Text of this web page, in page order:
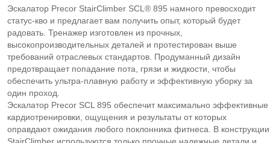
Эскалатор Precor StairClimber SCL® 895 намного превосходит
статус-кво и предлагает вам получить опыт, который будет
радовать. Тренажер изготовлен из прочных,
высокопроизводительных деталей и протестирован выше
требований отраслевых стандартов. Продуманный дизайн
предотвращает попадание пота, грязи и жидкости, чтобы
обеспечить ультра-плавную работу и эффективную уборку за
один проход.
Эскалатор Precor SCL 895 обеспечит максимально эффективные
кардиотренировки, ощущения и результаты от которых
оправдают ожидания любого поклонника фитнеса. В конструкции